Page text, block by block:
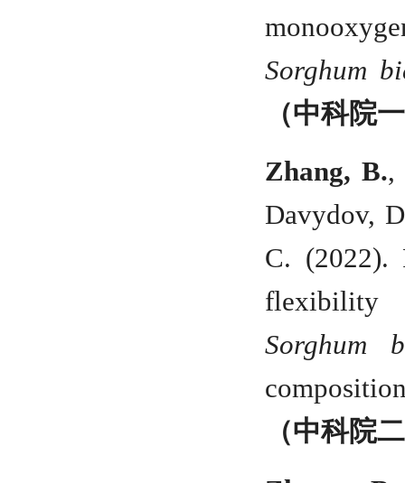
Sorghum
（中科院
Zhang, B.,
Davydov,
C. (2022).
flexibility
Sorghum
（中科院